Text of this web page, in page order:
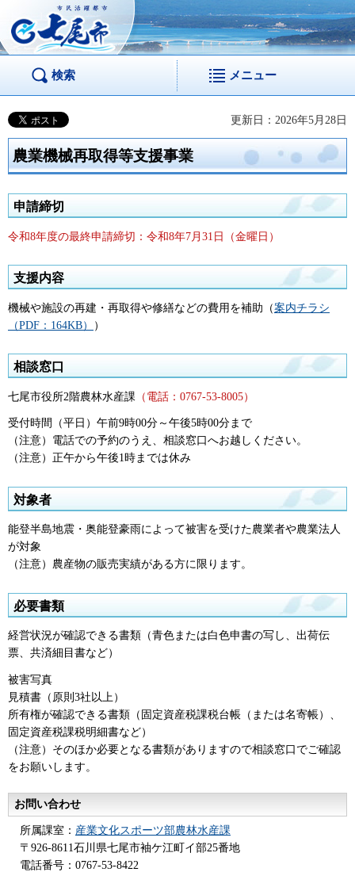
市民活躍都市 七尾
市
検索 メニュー
更新日：2026年5月28日
農業機械再取得等支援事業
申請締切
令和8年度の最終申請締切：令和8年7月31日（金曜日）
支援内容
機械や施設の再建・再取得や修繕などの費用を補助（案内チラシ
（PDF：164KB）
）
相談窓口
七尾市役所2階農林水産課 （電話：0767-53-8005）
受付時間（平日）午前9時00分～午後5時00分まで
（注意）電話での予約のうえ、相談窓口へお越しください。
（注意）正午から午後1時までは休み
対象者
能登半島地震・奥能登豪雨によって被害を受けた農業者や農業法人
が対象
（注意）農産物の販売実績がある方に限ります。
必要書類
経営状況が確認できる書類（青色または白色申書の写し、出荷伝
票、共済細目書など）
被害写真
見積書（原則3社以上）
所有権が確認できる書類（固定資産税課税台帳（または名寄帳）、
固定資産税課税明細書など）
（注意）そのほか必要となる書類がありますので相談窓口でご確認
をお願いします。
お問い合わせ
所属課室： 産業文化スポーツ部農林水産課
〒926-8611石川県七尾市袖ケ江町イ部25番地
電話番号：0767-53-8422